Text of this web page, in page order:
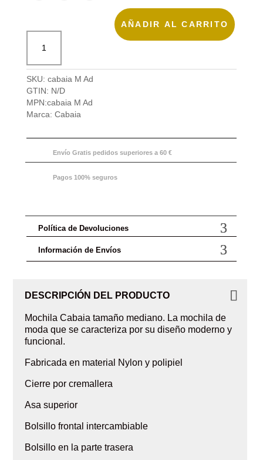
Cabaia
Adventurer
cantidad
AÑADIR AL CARRITO
SKU: cabaia M Ad
GTIN: N/D
MPN:cabaia M Ad
Marca: Cabaia
Envío Gratis pedidos superiores a 60 €
Pagos 100% seguros
Política de Devoluciones
Información de Envíos
DESCRIPCIÓN DEL PRODUCTO
Mochila Cabaia tamaño mediano. La mochila de
moda que se caracteriza por su diseño moderno y
funcional.
Fabricada en material Nylon y polipiel
Cierre por cremallera
Asa superior
Bolsillo frontal intercambiable
Bolsillo en la parte trasera